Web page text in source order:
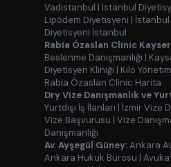
Vadistanbul | İstanbul
Lipödem Diyetisyeni | İstanbul
Diyetisyeni İstanbul
Rabia Özaslan Clinic
Beslenme Danışmanlığı |
Diyetisyen Kliniği | Kilo
Rabia Özaslan Clinic Harita
Dry Vize Danışmanlık ve
Yurtdışı İş İlanları | İzmir Vize
Vize Başvurusu | Vize
Danışmanlığı
Av. Ayşegül Güney:Ankara
Ankara Hukuk Bürosu |